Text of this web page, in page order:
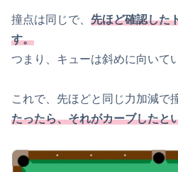
撞点は同じで、 先ほど確認した
す。
つまり、キューは斜めに向いて
これで、先ほどと同じ力加減で
たったら、それがカーブしたと